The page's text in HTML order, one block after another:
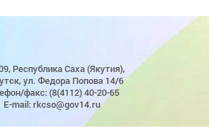
Республика Саха (Якутия),
ул. Федора Попова 14/6
факс: (8(4112) 40-20-65
E-mail: rkcso@gov14.ru